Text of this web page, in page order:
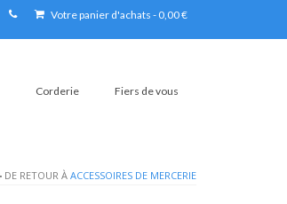
Votre panier d'achats - 0,00€
Corderie Fiers de vous
DE RETOUR À ACCESSOIRES DE MERCERIE